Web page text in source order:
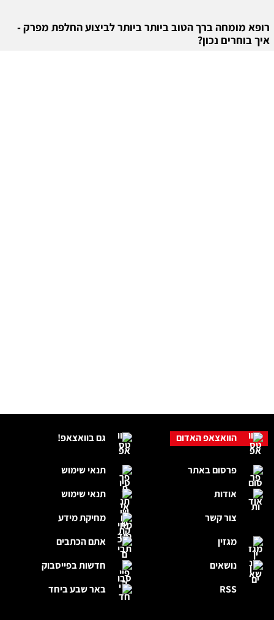
רופא מומחה ברך הטוב ביותר ביותר לביצוע החלפת מפרק -
איך בוחרים נכון?
גם בוואצאפ!
תנאי שימוש
תנאי שימוש
מחיקת מידע
אתם הכתבים
חדשות בפייסבוק
באר שבע ביחד
הוואצאפ האדום
פרסום באתר
אודות
צור קשר
מגזין
נושאים
RSS